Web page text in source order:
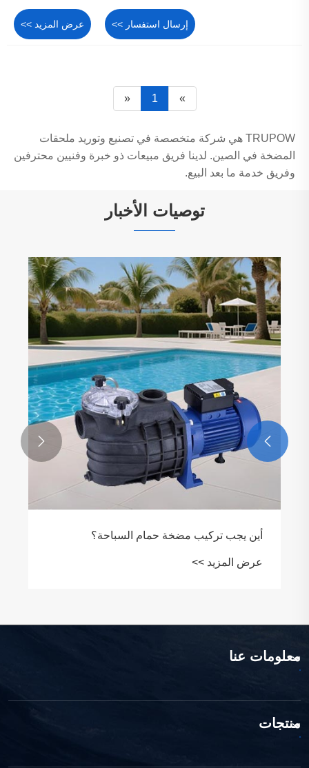
عرض المزيد >> إرسال استفسار >>
« 1 »
TRUPOW هي شركة متخصصة في تصنيع وتوريد ملحقات
المضخة في الصين. لدينا فريق مبيعات ذو خبرة وفنيين محترفين
وفريق خدمة ما بعد البيع.
توصيات الأخبار
أين يجب تركيب مضخة حمام السباحة؟
عرض المزيد >>


معلومات عنا
منتجات